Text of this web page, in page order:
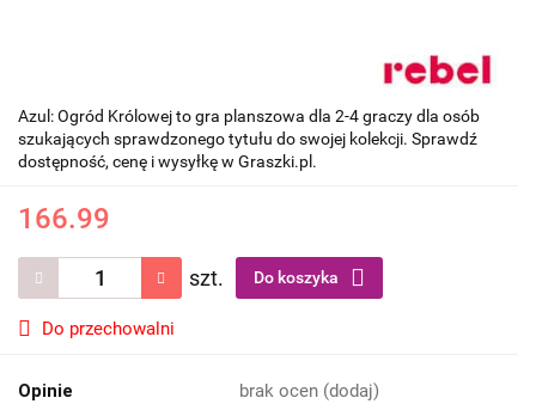
Azul: Ogród Królowej to gra planszowa dla 2-4 graczy dla osób
szukających sprawdzonego tytułu do swojej kolekcji. Sprawdź
dostępność, cenę i wysyłkę w Graszki.pl.
166.99
szt. Do koszyka
Do przechowalni
Opinie brak ocen (dodaj)